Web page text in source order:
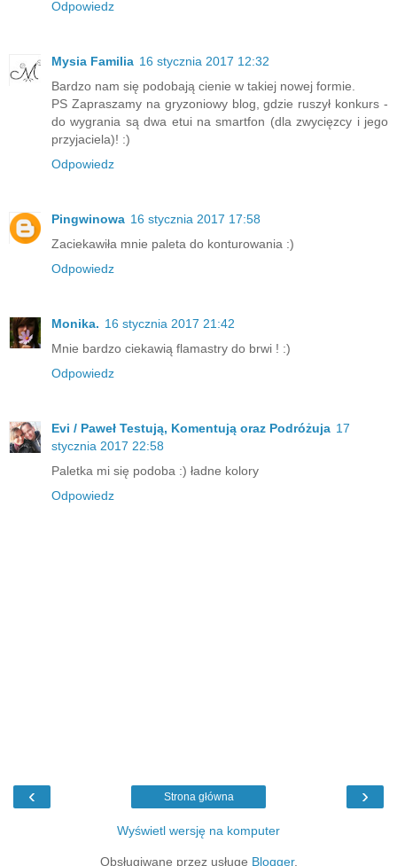
Odpowiedz
Mysia Familia 16 stycznia 2017 12:32
Bardzo nam się podobają cienie w takiej nowej formie.
PS Zapraszamy na gryzoniowy blog, gdzie ruszył konkurs -
do wygrania są dwa etui na smartfon (dla zwycięzcy i jego
przyjaciela)! :)
Odpowiedz
Pingwinowa 16 stycznia 2017 17:58
Zaciekawiła mnie paleta do konturowania :)
Odpowiedz
Monika. 16 stycznia 2017 21:42
Mnie bardzo ciekawią flamastry do brwi ! :)
Odpowiedz
Evi / Paweł Testują, Komentują oraz Podróżuja 17
stycznia 2017 22:58
Paletka mi się podoba :) ładne kolory
Odpowiedz
‹ ›
Strona główna
Wyświetl wersję na komputer
Obsługiwane przez usługę Blogger.